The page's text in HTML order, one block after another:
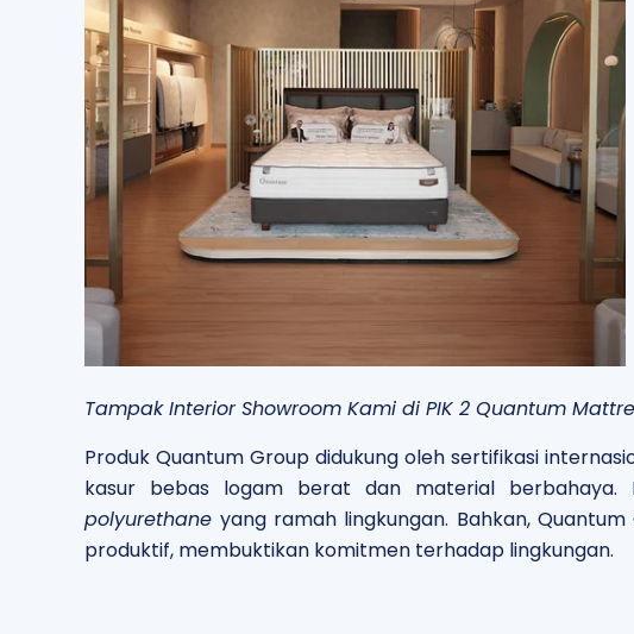
Tampak Interior Showroom Kami di PIK 2 Quantum
Produk Quantum Group didukung oleh sertifikasi
kasur bebas logam berat dan material
polyurethane yang ramah lingkungan. Bahkan,
produktif, membuktikan komitmen terhadap lingkungan.